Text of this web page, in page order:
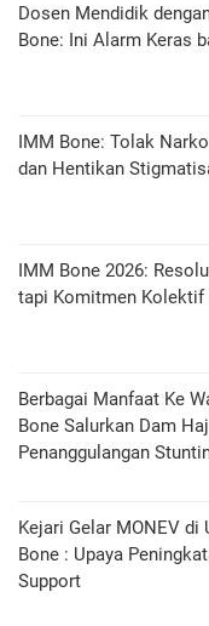
Dosen Mendidik
Bone: Ini Alarm Keras
IMM Bone: Tolak
dan Hentikan
IMM Bone 2026:
tapi Komitmen Kolektif
Berbagai Manfaat Ke
Bone Salurkan Dam
Penanggulangan
Kejari Gelar MONEV di
Bone : Upaya
Support